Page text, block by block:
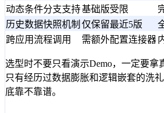
动态条件分支支持基础版受限
历史数据快照机制 仅保留最近5版
跨应用流程调用
需额外配置连接器
选型时不要只看演示Demo，一定要拿
只有经历过数据膨胀和逻辑嵌套的洗
底靠不靠谱。